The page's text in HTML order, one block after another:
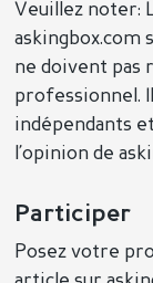
Veuillez noter:
askingbox.com
ne doivent pas
professionnel.
indépendants
l’opinion de
Participer
Posez votre